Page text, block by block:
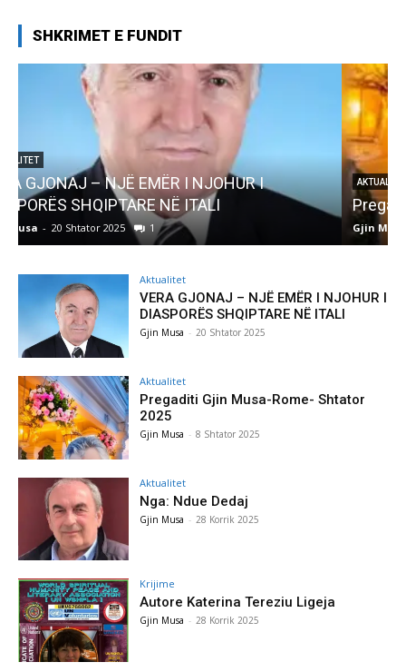
SHKRIMET E FUNDIT
AKTUALITET
Pregaditi Gjin Musa-Rome- Shtator 2025
Gjin Musa - 8 Shtator 2025 0
Aktualitet
VERA GJONAJ – NJË EMËR I NJOHUR I
DIASPORËS SHQIPTARE NË ITALI
Gjin Musa - 20 Shtator 2025
Aktualitet
Pregaditi Gjin Musa-Rome- Shtator
2025
Gjin Musa - 8 Shtator 2025
Aktualitet
Nga: Ndue Dedaj
Gjin Musa - 28 Korrik 2025
Krijime
Autore Katerina Tereziu Ligeja
Gjin Musa - 28 Korrik 2025